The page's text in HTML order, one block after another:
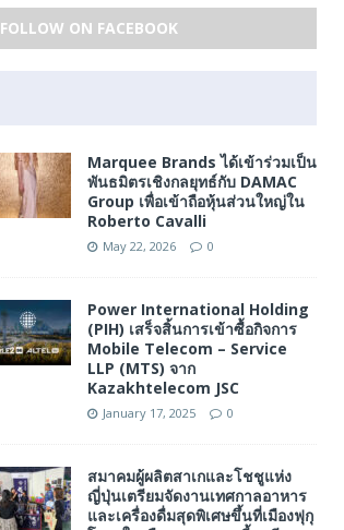
FOLLOW ON FACEBOOK
Marquee Brands ได้เข้าร่วมเป็น
พันธมิตรเชิงกลยุทธ์กับ DAMAC
Group เพื่อเข้าถือหุ้นส่วนใหญ่ใน
Roberto Cavalli
May 22, 2026 0
Power International Holding
(PIH) เสร็จสิ้นการเข้าซื้อกิจการ
Mobile Telecom – Service
LLP (MTS) จาก
Kazakhtelecom JSC
January 17, 2025 0
สมาคมผู้ผลิตสาเกและโชชูแห่ง
ญี่ปุ่นเตรียมจัดงานเทศกาลอาหาร
และเครื่องดื่มสุดพิเศษขึ้นที่เมืองฟุกุ